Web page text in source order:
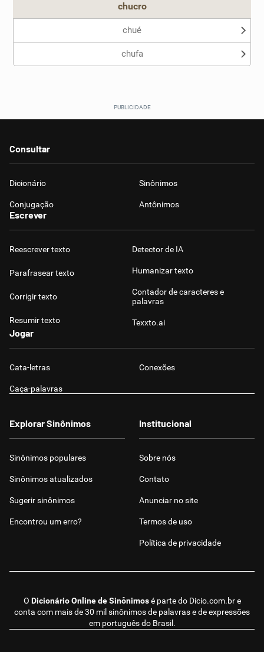
chucro
chué
chufa
Consultar
Dicionário Sinônimos
Conjugação Antônimos
Escrever
Reescrever texto
Parafrasear texto
Corrigir texto
Resumir texto
Detector de IA
Humanizar texto
Contador de caracteres e
palavras
Texxto.ai
Jogar
Cata-letras Conexões
Caça-palavras
O Dicionário Online de Sinônimosé parte do Dicio.com.bre
conta com mais de 30 mil sinônimos de palavras e de expressões
em português do Brasil.
Explorar Sinônimos
Sinônimos populares
Sinônimos atualizados
Sugerir sinônimos
Encontrou um erro?
Institucional
Sobre nós
Contato
Anunciar no site
Termos de uso
Política de privacidade